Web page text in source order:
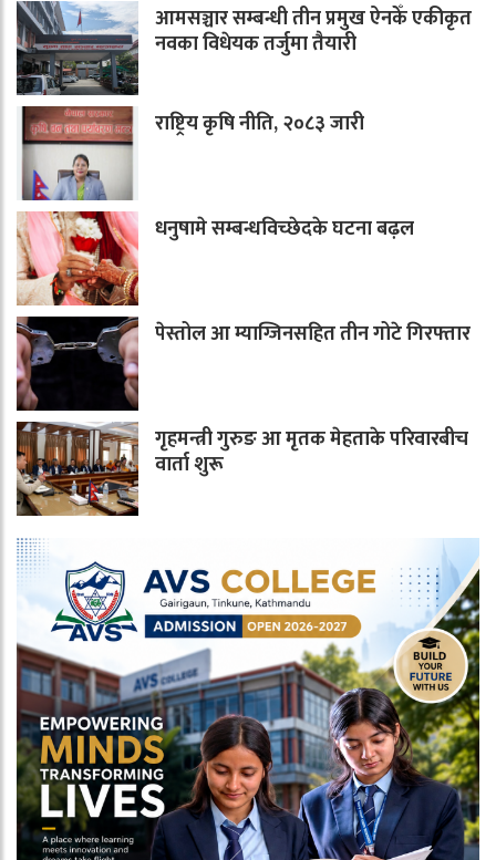
आमसञ्चार सम्बन्धी तीन प्रमुख ऐनकेँ एकीकृत
नवका विधेयक तर्जुमा तैयारी
राष्ट्रिय कृषि नीति, २०८३ जारी
धनुषामे सम्बन्धविच्छेदके घटना बढ़ल
पेस्तोल आ म्याग्जिनसहित तीन गोटे गिरफ्तार
गृहमन्त्री गुरुङ आ मृतक मेहताके परिवारबीच
वार्ता शुरू